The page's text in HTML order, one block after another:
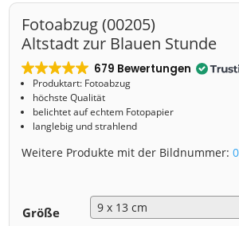
Fotoabzug (00205)
Altstadt zur Blauen Stunde
679 Bewertungen
Produktart: Fotoabzug
höchste Qualität
belichtet auf echtem Fotopapier
langlebig und strahlend
Weitere Produkte mit der Bildnummer:
Größe